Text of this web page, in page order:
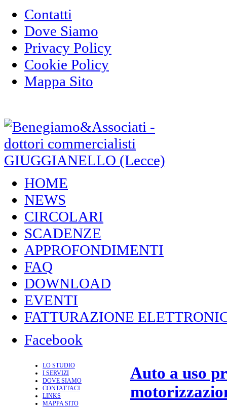
Contatti
Dove Siamo
Privacy Policy
Cookie Policy
Mappa Sito
HOME
NEWS
CIRCOLARI
SCADENZE
APPROFONDIMENTI
FAQ
DOWNLOAD
EVENTI
FATTURAZIONE
Facebook
LO STUDIO
I SERVIZI
DOVE SIAMO
CONTATTACI
LINKS
MAPPA SITO
Auto a uso